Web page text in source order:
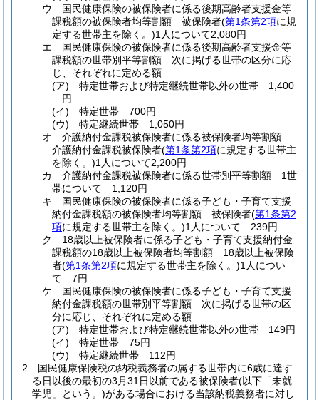
ウ
国民健康保険の被保険者に係る後期高齢者支援金等
課税額の被保険者均等割額 被保険者(第1条第2項に規
定する世帯主を除く。)1人について2,080円
エ
国民健康保険の被保険者に係る後期高齢者支援金等
課税額の世帯別平等割額 次に掲げる世帯の区分に応
じ、それぞれに定める額
(ア)
特定世帯および特定継続世帯以外の世帯 1,400
円
(イ)
特定世帯 700円
(ウ)
特定継続世帯 1,050円
オ
介護納付金課税被保険者に係る被保険者均等割額
介護納付金課税被保険者(第1条第2項に規定する世帯主
を除く。)1人について2,200円
カ
介護納付金課税被保険者に係る世帯別平等割額 1世
帯について 1,120円
キ
国民健康保険の被保険者に係る子ども・子育て支援
納付金課税額の被保険者均等割額 被保険者(第1条第2
項に規定する世帯主を除く。)1人について 239円
ク
18歳以上被保険者に係る子ども・子育て支援納付金
課税額の18歳以上被保険者均等割額 18歳以上被保険
者(第1条第2項に規定する世帯主を除く。)1人につい
て 7円
ケ
国民健康保険の被保険者に係る子ども・子育て支援
納付金課税額の世帯別平等割額 次に掲げる世帯の区
分に応じ、それぞれに定める額
(ア)
特定世帯および特定継続世帯以外の世帯 149円
(イ)
特定世帯 75円
(ウ)
特定継続世帯 112円
2
国民健康保険税の納税義務者の属する世帯内に6歳に達す
る日以後の最初の3月31日以前である被保険者(以下「未就
学児」という。)がある場合における当該納税義務者に対し